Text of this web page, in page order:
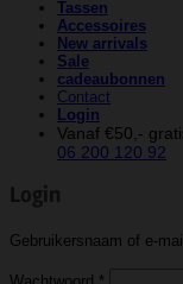
Tassen
Accessoires
New arrivals
Sale
cadeaubonnen
Contact
Login
Vanaf €50,-
06 200 120 92
Login
Gebruikersnaam of e-